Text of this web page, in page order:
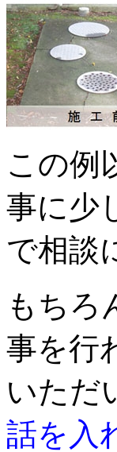
この例
事に少
で相談
もちろ
事を行
いただ
話を入